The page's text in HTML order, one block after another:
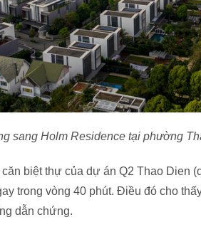
sang Holm Residence tại phường
biệt thự của dự án Q2 Thao Dien
trong vòng 40 phút. Điều đó cho
dẫn chứng.